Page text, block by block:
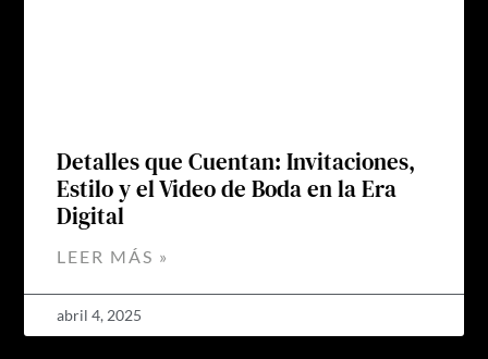
Detalles que Cuentan: Invitaciones,
Estilo y el Video de Boda en la Era
Digital
LEER MÁS »
abril 4, 2025